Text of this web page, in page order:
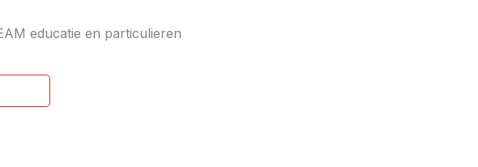
educatie en particulieren